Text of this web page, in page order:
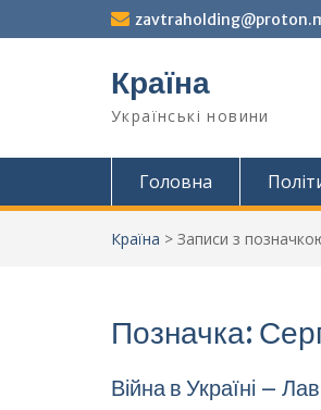
до
Країна
Українські новини
Головна
Країна > Записи з
Позначка:
Війна в Україні –